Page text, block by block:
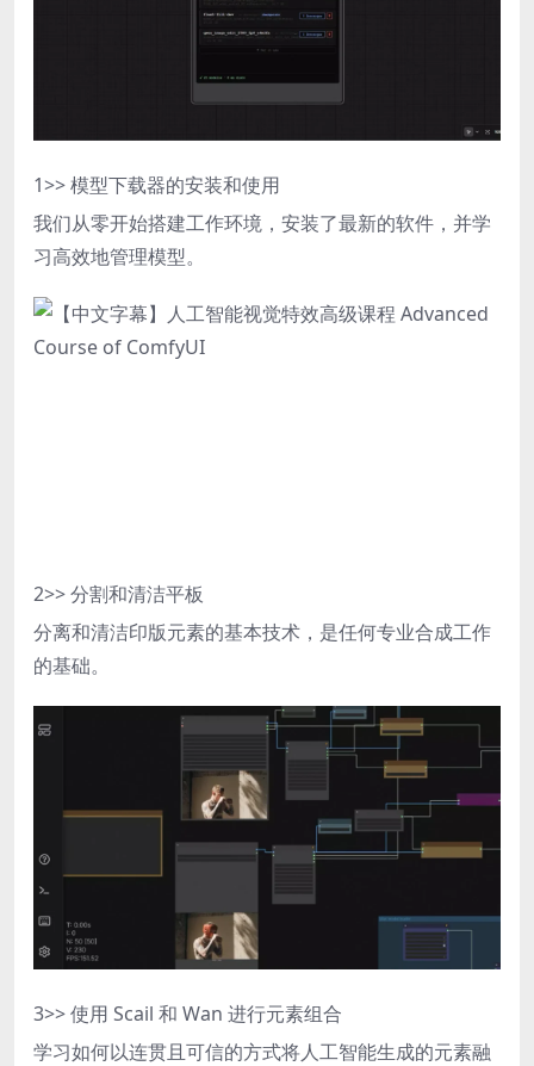
1>> 模型下载器的安装和使用
我们从零开始搭建工作环境，安装了最新的软件，并学
习高效地管理模型。
2>> 分割和清洁平板
分离和清洁印版元素的基本技术，是任何专业合成工作
的基础。
3>> 使用 Scail 和 Wan 进行元素组合
学习如何以连贯且可信的方式将人工智能生成的元素融